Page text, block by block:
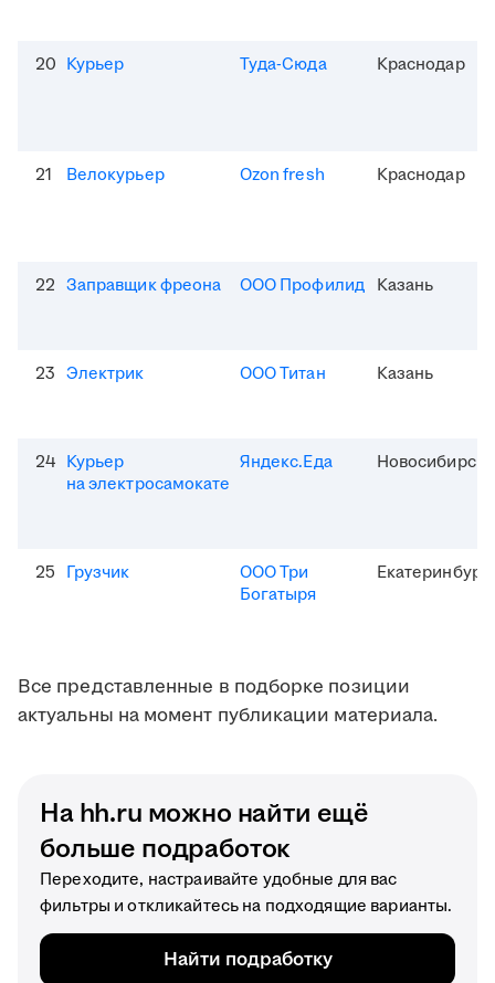
20 Курьер Туда-Сюда Краснодар
21 Велокурьер Ozon fresh Краснодар
22 Заправщик фреона ООО Профилид Казань
23 Электрик ООО Титан Казань
24 Курьер
на электросамокате
Яндекс.Еда Новосибирск
25 Грузчик
ООО Три
Богатыря
Екатеринбург
Все представленные в подборке позиции
актуальны на момент публикации материала.
На hh.ru можно найти ещё
больше подработок
Переходите, настраивайте удобные для вас
фильтры и откликайтесь на подходящие варианты.
Найти подработку